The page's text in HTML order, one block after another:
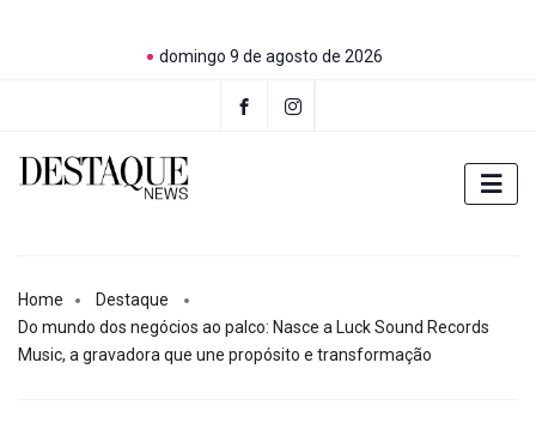
domingo 9 de agosto de 2026
Home
Destaque
Do mundo dos negócios ao palco: Nasce a Luck Sound Records
Music, a gravadora que une propósito e transformação